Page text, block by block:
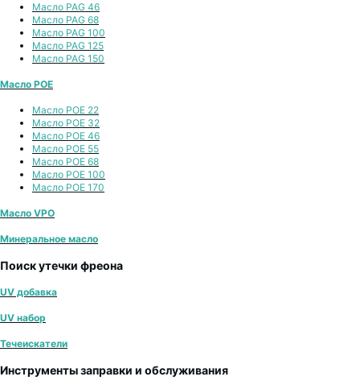
Масло PAG 46
Масло PAG 68
Масло PAG 100
Масло PAG 125
Масло PAG 150
Масло POE
Масло POE 22
Масло POE 32
Масло POE 46
Масло POE 55
Масло POE 68
Масло POE 100
Масло POE 170
Масло VPO
Минеральное масло
Поиск утечки фреона
UV добавка
UV набор
Течеискатели
Инструменты заправки и обслуживания